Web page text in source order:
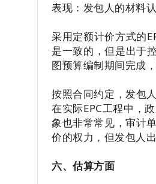
表现：发包人的材料
采用定额计价方式的
是一致的，但是出于
图预算编制期间完成
按照合同约定，发包
在实际EPC工程中，
象也非常常见，审计
价的权力，但发包人
六、估算方面